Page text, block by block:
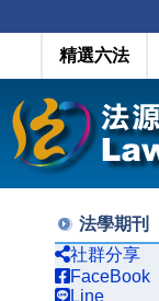
精選六法
法學期刊
社群分享
FaceBook
Line